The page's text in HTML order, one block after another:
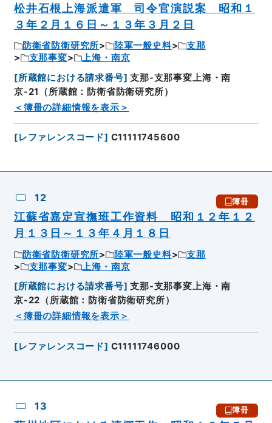
松井石根上海派遣軍 司令官演説案 昭和１
３年２月１６日～１３年３月２日
防衛省防衛研究所 陸軍一般史料
支那
支那事変
上海・南京
[所蔵館における請求番号] 支那-支那事変上海・南
京-21（所蔵館：防衛省防衛研究所）
＜簿冊の詳細情報を表示＞
[レファレンスコード] C11111745600
12 簿冊
江蘇省嘉定宣撫班工作資料 昭和１２年１２
月１３日～１３年４月１８日
防衛省防衛研究所 陸軍一般史料
支那
支那事変
上海・南京
[所蔵館における請求番号] 支那-支那事変上海・南
京-22（所蔵館：防衛省防衛研究所）
＜簿冊の詳細情報を表示＞
[レファレンスコード] C11111746000
13 簿冊